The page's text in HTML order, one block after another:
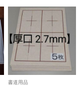
書道用品